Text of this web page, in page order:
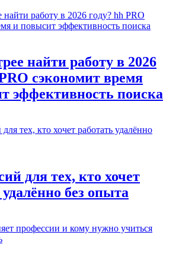
найти работу в 2026
сэкономит время
эффективность поиска
для тех, кто хочет
без опыта